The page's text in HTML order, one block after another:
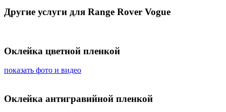
Другие услуги для Range Rover Vogue
Оклейка цветной пленкой
показать фото и видео
Оклейка антигравийной пленкой